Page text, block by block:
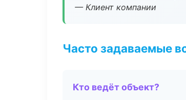
— Клиент компании
Часто задаваемые
Кто ведёт объект?